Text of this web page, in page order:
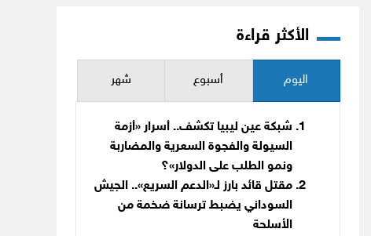
الأكثر قراءة
اليوم أسبوع شهر
شبكة عين ليبيا تكشف.. أسرار «أزمة
السيولة والفجوة السعرية والمضاربة
ونمو الطلب على الدولار»؟
مقتل قائد بارز لـ«الدعم السريع».. الجيش
السوداني يضبط ترسانة ضخمة من
الأسلحة